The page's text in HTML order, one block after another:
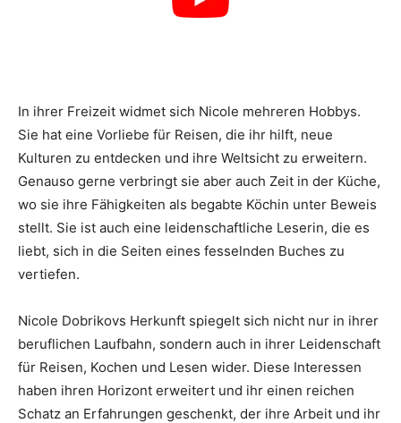
In ihrer Freizeit widmet sich Nicole mehreren Hobbys.
Sie hat eine Vorliebe für Reisen, die ihr hilft, neue
Kulturen zu entdecken und ihre Weltsicht zu erweitern.
Genauso gerne verbringt sie aber auch Zeit in der Küche,
wo sie ihre Fähigkeiten als begabte Köchin unter Beweis
stellt. Sie ist auch eine leidenschaftliche Leserin, die es
liebt, sich in die Seiten eines fesselnden Buches zu
vertiefen.
Nicole Dobrikovs Herkunft spiegelt sich nicht nur in ihrer
beruflichen Laufbahn, sondern auch in ihrer Leidenschaft
für Reisen, Kochen und Lesen wider. Diese Interessen
haben ihren Horizont erweitert und ihr einen reichen
Schatz an Erfahrungen geschenkt, der ihre Arbeit und ihr